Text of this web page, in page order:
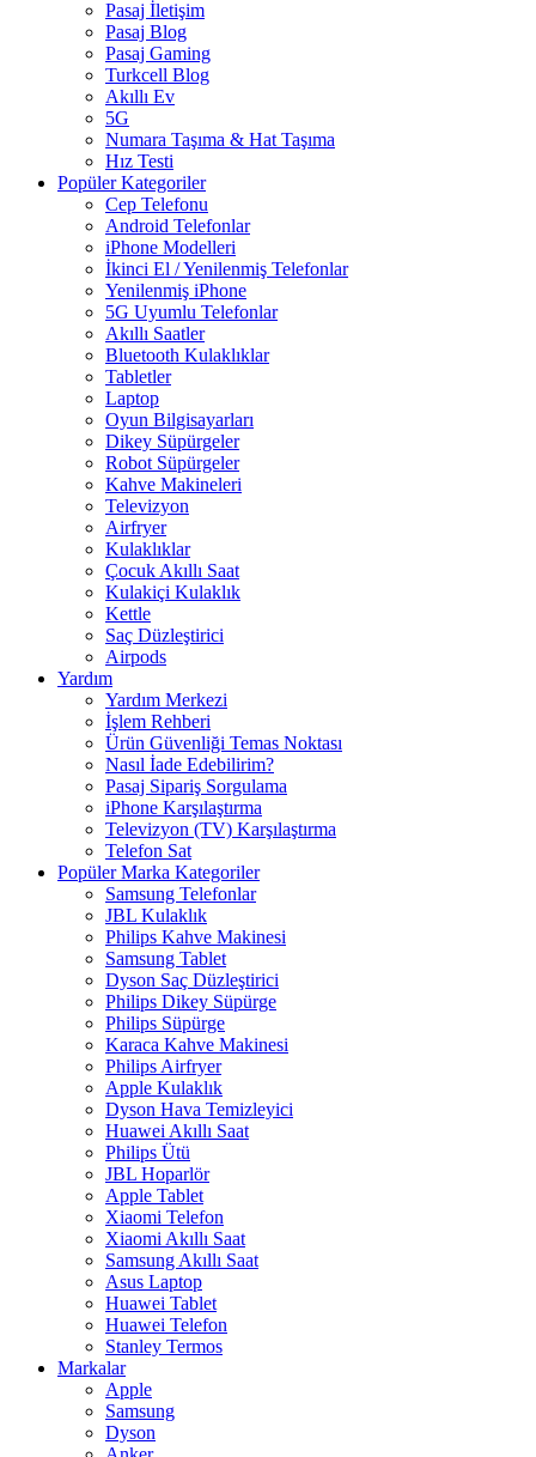
Pasaj İletişim
Pasaj Blog
Pasaj Gaming
Turkcell Blog
Akıllı Ev
5G
Numara Taşıma & Hat Taşıma
Hız Testi
Popüler Kategoriler
Cep Telefonu
Android Telefonlar
iPhone Modelleri
İkinci El / Yenilenmiş Telefonlar
Yenilenmiş iPhone
5G Uyumlu Telefonlar
Akıllı Saatler
Bluetooth Kulaklıklar
Tabletler
Laptop
Oyun Bilgisayarları
Dikey Süpürgeler
Robot Süpürgeler
Kahve Makineleri
Televizyon
Airfryer
Kulaklıklar
Çocuk Akıllı Saat
Kulakiçi Kulaklık
Kettle
Saç Düzleştirici
Airpods
Yardım
Yardım Merkezi
İşlem Rehberi
Ürün Güvenliği Temas Noktası
Nasıl İade Edebilirim?
Pasaj Sipariş Sorgulama
iPhone Karşılaştırma
Televizyon (TV) Karşılaştırma
Telefon Sat
Popüler Marka Kategoriler
Samsung Telefonlar
JBL Kulaklık
Philips Kahve Makinesi
Samsung Tablet
Dyson Saç Düzleştirici
Philips Dikey Süpürge
Philips Süpürge
Karaca Kahve Makinesi
Philips Airfryer
Apple Kulaklık
Dyson Hava Temizleyici
Huawei Akıllı Saat
Philips Ütü
JBL Hoparlör
Apple Tablet
Xiaomi Telefon
Xiaomi Akıllı Saat
Samsung Akıllı Saat
Asus Laptop
Huawei Tablet
Huawei Telefon
Stanley Termos
Markalar
Apple
Samsung
Dyson